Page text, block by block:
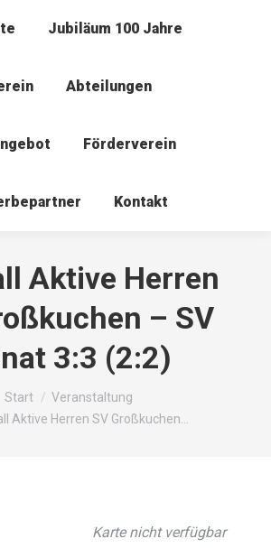
Jubiläum 100 Jahre
Abteilungen
Förderverein
Kontakt
Aktive Herren
– SV
3:3 (2:2)
hier:
Start
Veranstaltung
Aktive Herren SV Großkuchen…
Karte nicht verfügbar